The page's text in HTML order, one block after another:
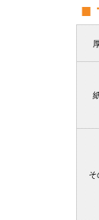
■
そ